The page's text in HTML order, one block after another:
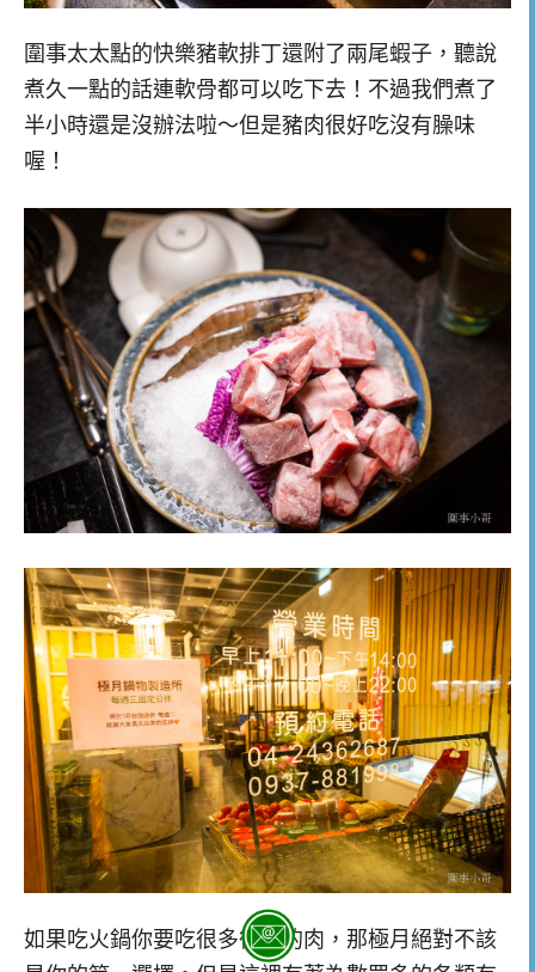
圍事太太點的快樂豬軟排丁還附了兩尾蝦子，聽說
煮久一點的話連軟骨都可以吃下去！不過我們煮了
半小時還是沒辦法啦～但是豬肉很好吃沒有臊味
喔！
如果吃火鍋你要吃很多很多的肉，那極月絕對不該